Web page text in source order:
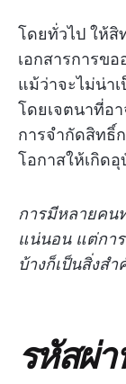
โดยทั่วไป ให้สิ
เอกสารการข
แม้ว่าจะไม่น่า
โดยเจตนาที่อ
การจำกัดสิทธิ์
โอกาสให้เกิดอุ
การมีหลายคน
แน่นอน แต่กา
บ้างก็เป็นสิ่งส
รหัสผ่